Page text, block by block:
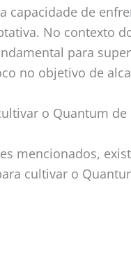
capacidade de
No contexto
para
no objetivo de
o Quantum de
mencionados,
cultivar o